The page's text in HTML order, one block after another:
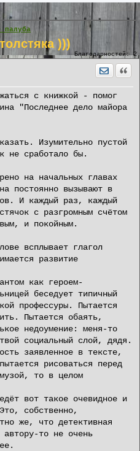
палуба
)))
Благодарностей:2
с книжкой - помог
"Последнее дело майора
Изумительно пустой
не сработало бы.
на начальных главах
постоянно вызывают в
И каждый раз, каждый
с разгромным счётом
и покойным.
всплывает глагол
развитие
как героем-
беседует типичный
профессуры. Пытается
Пытается обаять,
недоумение: меня-то
социальный слой, дядя.
заявленное в тексте,
рисоваться перед
то в целом
вот такое очевидное и
собственно,
же, что детективная
то не очень